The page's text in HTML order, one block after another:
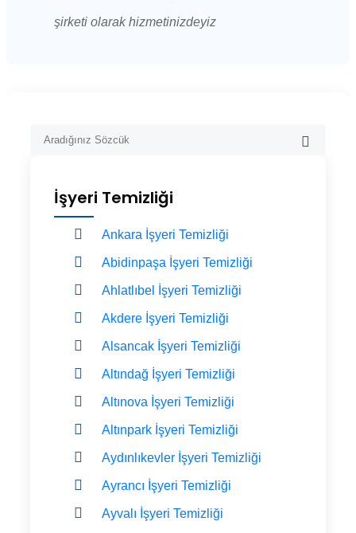
şirketi olarak hizmetinizdeyiz
İşyeri Temizliği
Ankara İşyeri Temizliği
Abidinpaşa İşyeri Temizliği
Ahlatlıbel İşyeri Temizliği
Akdere İşyeri Temizliği
Alsancak İşyeri Temizliği
Altındağ İşyeri Temizliği
Altınova İşyeri Temizliği
Altınpark İşyeri Temizliği
Aydınlıkevler İşyeri Temizliği
Ayrancı İşyeri Temizliği
Ayvalı İşyeri Temizliği